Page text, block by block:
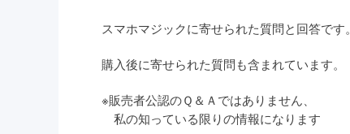
スマホマジックに寄せられた質問と回答です。
購入後に寄せられた質問も含まれています。
※販売者公認のＱ＆Ａではありません、
私の知っている限りの情報になります